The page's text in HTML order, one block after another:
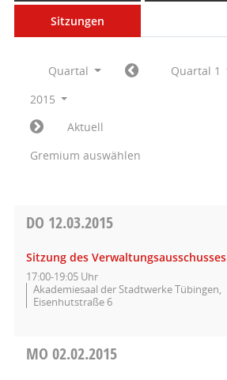
Sitzungen
Quartal
Quartal 1
2015
Aktuell
Gremium auswählen
DO 12.03.2015
Sitzung des Verwaltungsausschusses
17:00-19:05 Uhr
Akademiesaal der Stadtwerke Tübingen,
Eisenhutstraße 6
MO 02.02.2015